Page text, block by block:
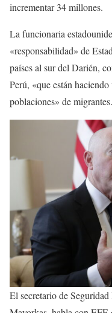
incrementar 34 millones.
La funcionaria
«responsabilidad» de
países al sur del Darién,
Perú, «que están
poblaciones» de migrantes.
El secretario de